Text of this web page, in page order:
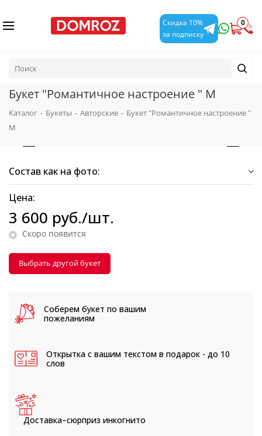
Скидка 10%
за подписку
0
Букет "Романтичное настроение " M
Каталог - Букеты - Авторские - Букет "Романтичное настроение "
M
Состав как на фото:
Цена:
3 600 руб./шт.
Скоро появится
Выбрать другой букет
Соберем букет по вашим
пожеланиям
Открытка с вашим текстом в подарок - до 10
слов
Доставка–сюрприз инкогнито